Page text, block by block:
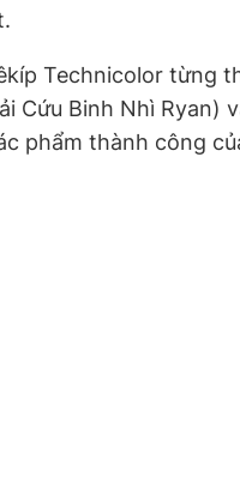
Technicolor từng
Cứu Binh Nhì Ryan)
phẩm thành công